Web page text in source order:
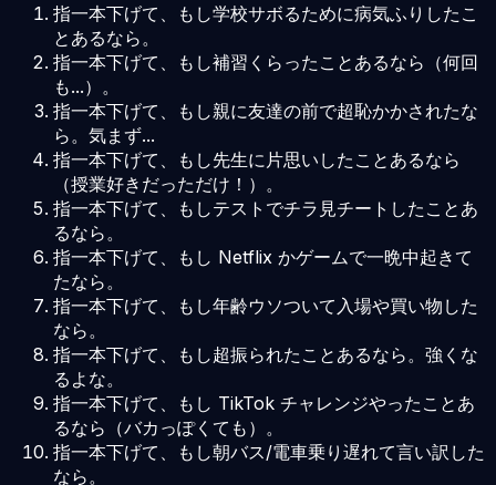
指一本下げて、もし学校サボるために病気ふりしたこ
とあるなら。
指一本下げて、もし補習くらったことあるなら（何回
も...）。
指一本下げて、もし親に友達の前で超恥かかされたな
ら。気まず...
指一本下げて、もし先生に片思いしたことあるなら
（授業好きだっただけ！）。
指一本下げて、もしテストでチラ見チートしたことあ
るなら。
指一本下げて、もし Netflix かゲームで一晩中起きて
たなら。
指一本下げて、もし年齢ウソついて入場や買い物した
なら。
指一本下げて、もし超振られたことあるなら。強くな
るよな。
指一本下げて、もし TikTok チャレンジやったことあ
るなら（バカっぽくても）。
指一本下げて、もし朝バス/電車乗り遅れて言い訳した
なら。